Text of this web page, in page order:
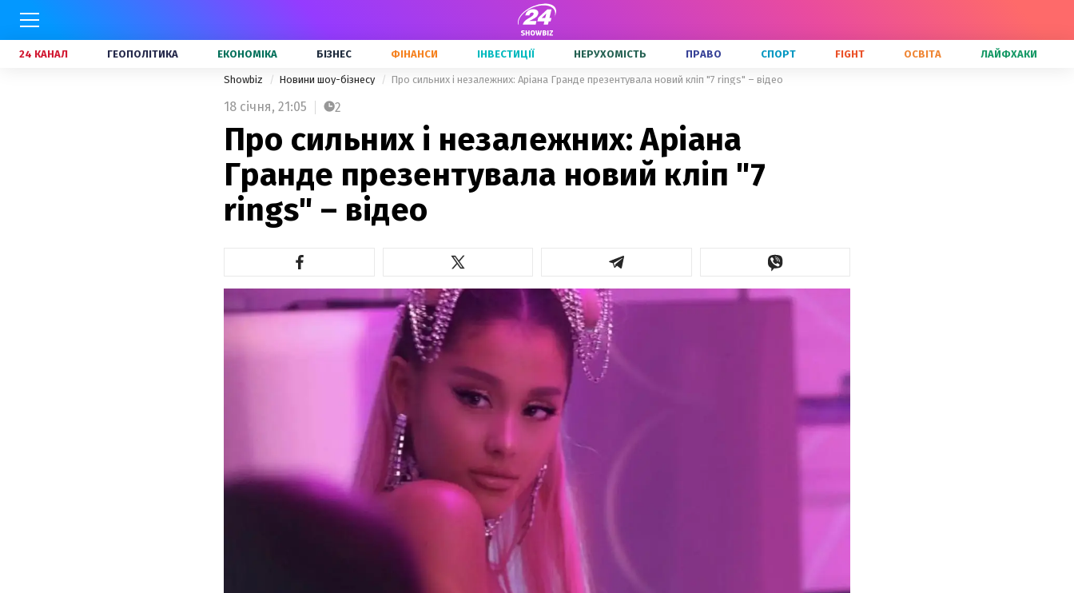
24 КАНАЛ ГЕОПОЛІТИКА ЕКОНОМІКА БІЗНЕС ФІНАНСИ ІНВЕСТИЦІЇ НЕРУХОМІСТЬ ПРАВО СПОРТ FIGHT ОСВІТА ЛАЙФХАКИ
Showbiz Новини шоу-бізнесу Про сильних і незалежних: Аріана Гранде презентувала новий кліп "7 rings" – відео
18 січня, 21:05 2
Про сильних і незалежних: Аріана
Гранде презентувала новий кліп "7
rings" – відео